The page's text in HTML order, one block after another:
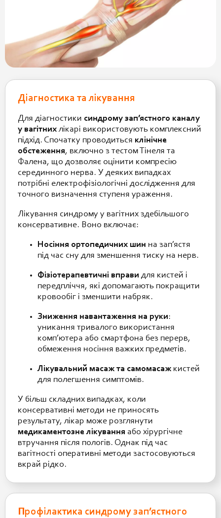
Діагностика та лікування
Для діагностики синдрому зап’ястного каналу
у вагітнихлікарі використовують комплексний
підхід. Спочатку проводиться клінічне
обстеження, включно з тестом Тінеля та
Фалена, що дозволяє оцінити компресію
серединного нерва. У деяких випадках
потрібні електрофізіологічні дослідження для
точного визначення ступеня ураження.
Лікування синдрому у вагітних здебільшого
консервативне. Воно включає:
Носіння ортопедичних шин на зап’ястя
під час сну для зменшення тиску на нерв.
Фізіотерапевтичні вправи для кистей і
передпліччя, які допомагають покращити
кровообіг і зменшити набряк.
Зниження навантаження на руки:
уникання тривалого використання
комп’ютера або смартфона без перерв,
обмеження носіння важких предметів.
Лікувальний масаж та самомасажкистей
для полегшення симптомів.
У більш складних випадках, коли
консервативні методи не приносять
результату, лікар може розглянути
медикаментозне лікування або хірургічне
втручання після пологів. Однак під час
вагітності оперативні методи застосовуються
вкрай рідко.
Профілактика синдрому зап’ястного